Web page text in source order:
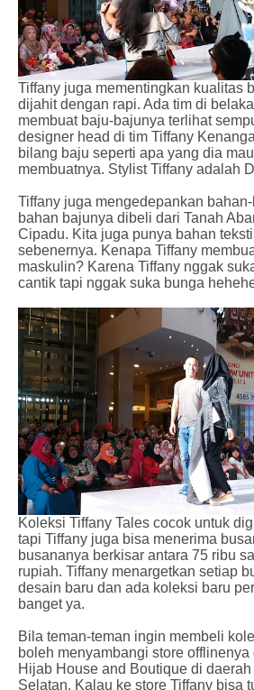
Tiffany juga mementingkan kualitas
dijahit dengan rapi. Ada tim di
membuat baju-bajunya terlihat
designer head di tim Tiffany
bilang baju seperti apa yang dia
membuatnya. Stylist Tiffany adalah
Tiffany juga mengedepankan
bahan bajunya dibeli dari Tanah
Cipadu. Kita juga punya bahan
sebenernya. Kenapa Tiffany
maskulin? Karena Tiffany nggak
cantik tapi nggak suka bunga
Koleksi Tiffany Tales cocok untuk
tapi Tiffany juga bisa menerima
busananya berkisar antara 75 ribu
rupiah. Tiffany menargetkan setiap
desain baru dan ada koleksi baru
banget ya.
Bila teman-teman ingin membeli
boleh menyambangi store
Hijab House and Boutique di
Selatan. Kalau ke store Tiffany bisa